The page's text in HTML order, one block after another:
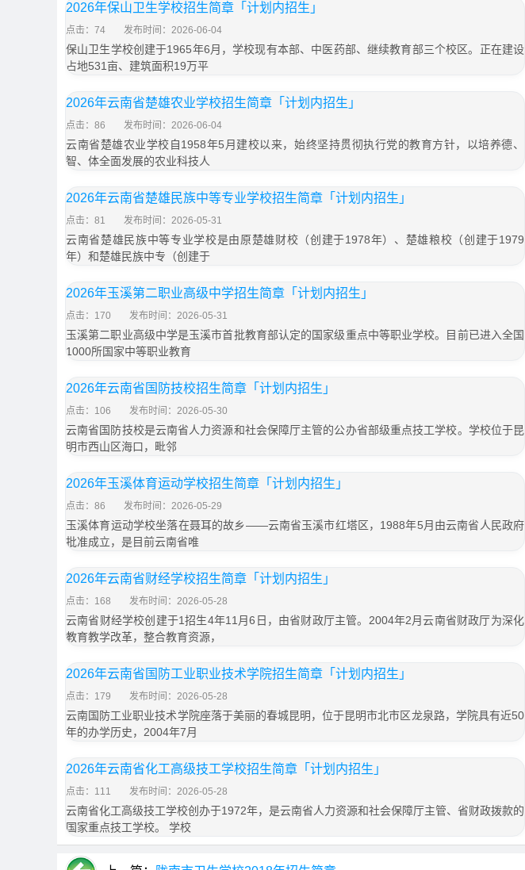
2026年保山卫生学校招生简章「计划内招生」
点击：74 发布时间：2026-06-04
保山卫生学校创建于1965年6月，学校现有本部、中医药部、继续教育部三个校区。正在建设
占地531亩、建筑面积19万平
2026年云南省楚雄农业学校招生简章「计划内招生」
点击：86 发布时间：2026-06-04
云南省楚雄农业学校自1958年5月建校以来，始终坚持贯彻执行党的教育方针，以培养德、
智、体全面发展的农业科技人
2026年云南省楚雄民族中等专业学校招生简章「计划内招生」
点击：81 发布时间：2026-05-31
云南省楚雄民族中等专业学校是由原楚雄财校（创建于1978年）、楚雄粮校（创建于1979
年）和楚雄民族中专（创建于
2026年玉溪第二职业高级中学招生简章「计划内招生」
点击：170 发布时间：2026-05-31
玉溪第二职业高级中学是玉溪市首批教育部认定的国家级重点中等职业学校。目前已进入全国
1000所国家中等职业教育
2026年云南省国防技校招生简章「计划内招生」
点击：106 发布时间：2026-05-30
云南省国防技校是云南省人力资源和社会保障厅主管的公办省部级重点技工学校。学校位于昆
明市西山区海口，毗邻
2026年玉溪体育运动学校招生简章「计划内招生」
点击：86 发布时间：2026-05-29
玉溪体育运动学校坐落在聂耳的故乡——云南省玉溪市红塔区，1988年5月由云南省人民政府
批准成立，是目前云南省唯
2026年云南省财经学校招生简章「计划内招生」
点击：168 发布时间：2026-05-28
云南省财经学校创建于1招生4年11月6日，由省财政厅主管。2004年2月云南省财政厅为深化
教育教学改革，整合教育资源，
2026年云南省国防工业职业技术学院招生简章「计划内招生」
点击：179 发布时间：2026-05-28
云南国防工业职业技术学院座落于美丽的春城昆明，位于昆明市北市区龙泉路，学院具有近50
年的办学历史，2004年7月
2026年云南省化工高级技工学校招生简章「计划内招生」
点击：111 发布时间：2026-05-28
云南省化工高级技工学校创办于1972年，是云南省人力资源和社会保障厅主管、省财政拨款的
国家重点技工学校。 学校